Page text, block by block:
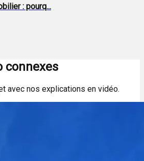
: pourq...
connexes
avec nos explications en vidéo.